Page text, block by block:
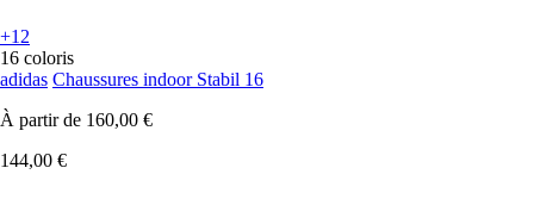
+12
16 coloris
adidas Chaussures indoor Stabil 16
À partir de 160,00 €
144,00 €